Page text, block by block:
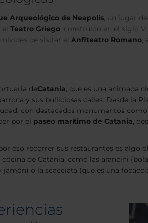
Arqueológico de Neapolis, un lugar
Teatro Griego, construido en el siglo
de visitar el Anfiteatro Romano,
deCatania, que es una animada
y sus bulliciosas calles. Desde la
con destacados monumentos como
por el paseo marítimo de Catania,
eso recorrer sus restaurantes es
de Catania, como las arancini
o la scacciata (que es una